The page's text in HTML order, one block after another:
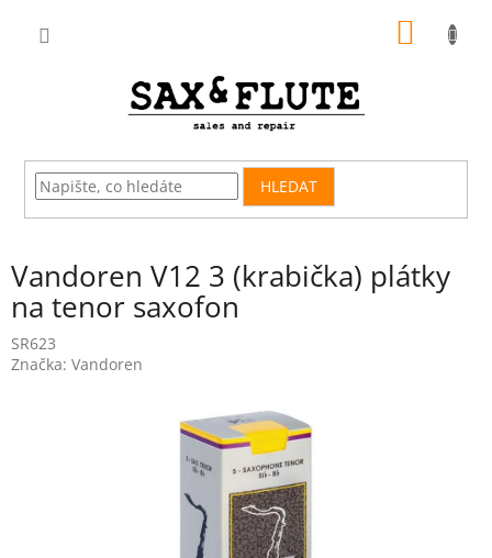
HLEDAT
Vandoren V12 3 (krabička) plátky
na tenor saxofon
SR623
Značka: Vandoren